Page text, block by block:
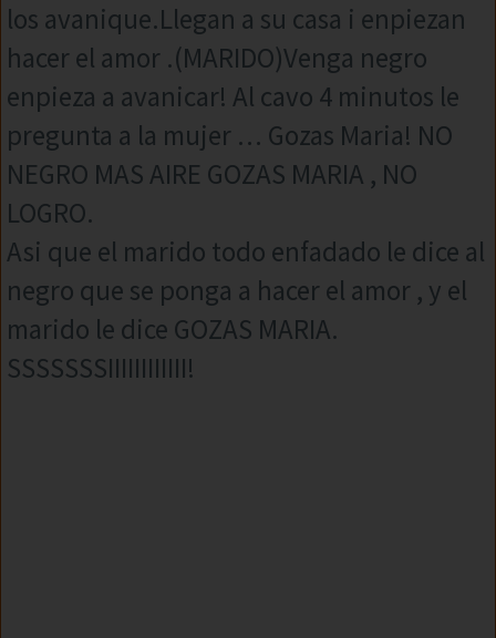
los avanique.Llegan a su casa i enpiezan
hacer el amor .(MARIDO)Venga negro
enpieza a avanicar! Al cavo 4 minutos le
pregunta a la mujer … Gozas Maria! NO
NEGRO MAS AIRE GOZAS MARIA , NO
LOGRO.
Asi que el marido todo enfadado le dice al
negro que se ponga a hacer el amor , y el
marido le dice GOZAS MARIA.
SSSSSSSIIIIIIIIIIII!